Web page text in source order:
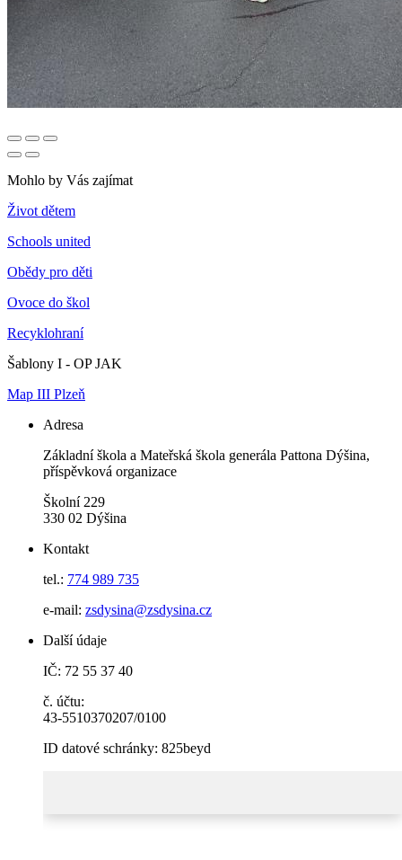
Mohlo by Vás zajímat
Život dětem
Schools united
Obědy pro děti
Ovoce do škol
Recyklohraní
Šablony I - OP JAK
Map III Plzeň
Adresa
Základní škola a Mateřská škola generála Pattona Dýšina,
příspěvková organizace
Školní 229
330 02 Dýšina
Kontakt
tel.: 774 989 735
e-mail: zsdysina@zsdysina.cz
Další údaje
IČ: 72 55 37 40
č. účtu:
43-5510370207/0100
ID datové schránky: 825beyd